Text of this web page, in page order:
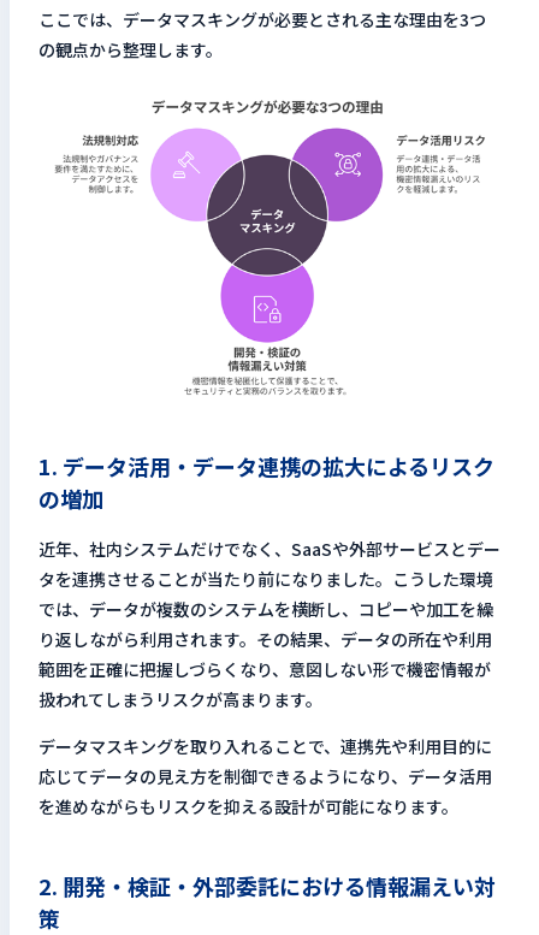
ここでは、データマスキングが必要とされる主な理由を3つ
の観点から整理します。
1. データ活用・データ連携の拡大によるリスク
の増加
近年、社内システムだけでなく、SaaSや外部サービスとデー
タを連携させることが当たり前になりました。こうした環境
では、データが複数のシステムを横断し、コピーや加工を繰
り返しながら利用されます。その結果、データの所在や利用
範囲を正確に把握しづらくなり、意図しない形で機密情報が
扱われてしまうリスクが高まります。
データマスキングを取り入れることで、連携先や利用目的に
応じてデータの見え方を制御できるようになり、データ活用
を進めながらもリスクを抑える設計が可能になります。
2. 開発・検証・外部委託における情報漏えい対
策